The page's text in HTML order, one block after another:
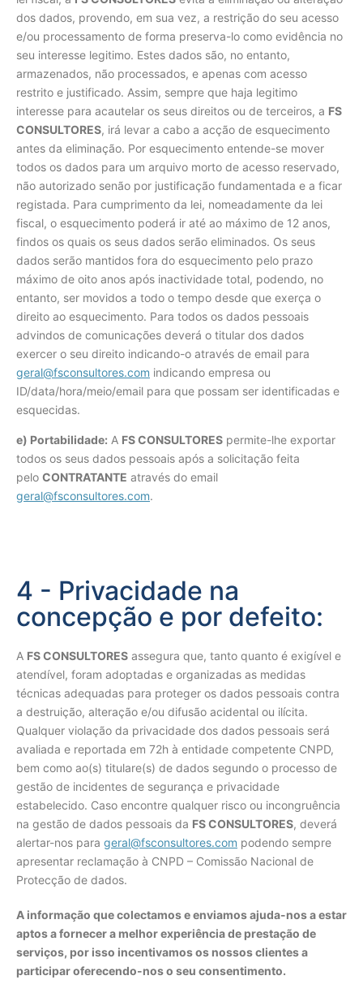
dos dados, provendo, em sua vez, a restrição do seu acesso
e/ou processamento de forma preserva-lo como evidência no
seu interesse legitimo. Estes dados são, no entanto,
armazenados, não processados, e apenas com acesso
restrito e justificado. Assim, sempre que haja legitimo
interesse para acautelar os seus direitos ou de terceiros, a FS
CONSULTORES, irá levar a cabo a acção de esquecimento
antes da eliminação. Por esquecimento entende-se mover
todos os dados para um arquivo morto de acesso reservado,
não autorizado senão por justificação fundamentada e a ficar
registada. Para cumprimento da lei, nomeadamente da lei
fiscal, o esquecimento poderá ir até ao máximo de 12 anos,
findos os quais os seus dados serão eliminados. Os seus
dados serão mantidos fora do esquecimento pelo prazo
máximo de oito anos após inactividade total, podendo, no
entanto, ser movidos a todo o tempo desde que exerça o
direito ao esquecimento. Para todos os dados pessoais
advindos de comunicações deverá o titular dos dados
exercer o seu direito indicando-o através de email para
geral@fsconsultores.com indicando empresa ou
ID/data/hora/meio/email para que possam ser identificadas e
esquecidas.
e) Portabilidade: A FS CONSULTORES permite-lhe exportar
todos os seus dados pessoais após a solicitação feita
pelo CONTRATANTE através do email
geral@fsconsultores.com.
4 - Privacidade na
concepção e por defeito:
A FS CONSULTORES assegura que, tanto quanto é exigível e
atendível, foram adoptadas e organizadas as medidas
técnicas adequadas para proteger os dados pessoais contra
a destruição, alteração e/ou difusão acidental ou ilícita.
Qualquer violação da privacidade dos dados pessoais será
avaliada e reportada em 72h à entidade competente CNPD,
bem como ao(s) titulare(s) de dados segundo o processo de
gestão de incidentes de segurança e privacidade
estabelecido. Caso encontre qualquer risco ou incongruência
na gestão de dados pessoais da FS CONSULTORES, deverá
alertar-nos para geral@fsconsultores.com podendo sempre
apresentar reclamação à CNPD – Comissão Nacional de
Protecção de dados.
A informação que colectamos e enviamos ajuda-nos a estar
aptos a fornecer a melhor experiência de prestação de
serviços, por isso incentivamos os nossos clientes a
participar oferecendo-nos o seu consentimento.